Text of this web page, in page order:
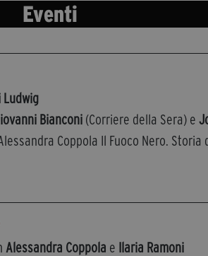
Eventi
Bianconi (Corriere della Sera) e
Coppola Il Fuoco Nero.
Alessandra Coppola e Ilaria Ramoni